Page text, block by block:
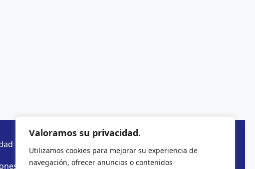
Valoramos su privacidad.
Utilizamos cookies para mejorar su experiencia de
navegación, ofrecer anuncios o contenidos